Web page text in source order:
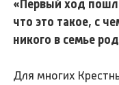
«Первый ход
что это такое, с
никого в семье
Для многих